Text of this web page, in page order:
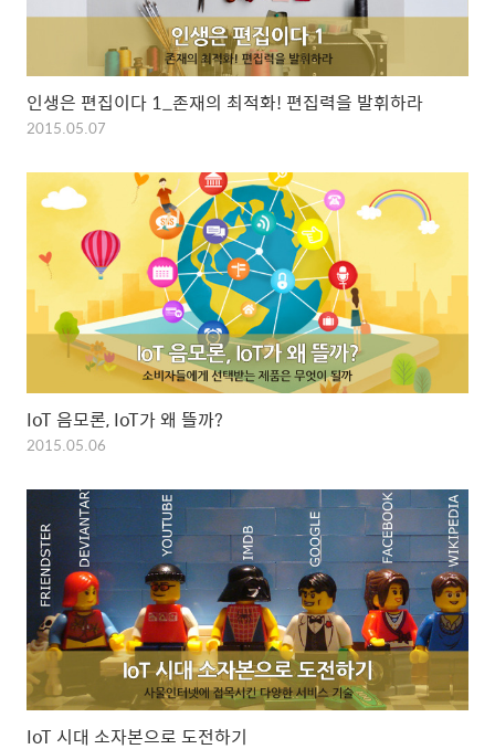
인생은 편집이다 1_존재의 최적화! 편집력을 발휘하라
2015.05.07
IoT 음모론, IoT가 왜 뜰까?
2015.05.06
IoT 시대 소자본으로 도전하기